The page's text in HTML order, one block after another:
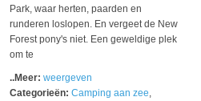
Park, waar herten, paarden en
runderen loslopen. En vergeet de New
Forest pony's niet. Een geweldige plek
om te
..Meer: weergeven
Categorieën: Camping aan zee,